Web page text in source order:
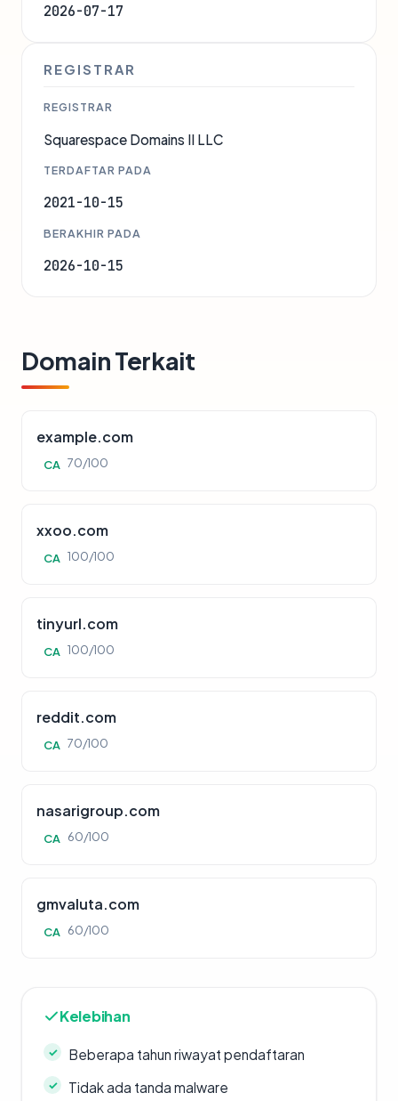
2026-07-17
REGISTRAR
REGISTRAR
Squarespace Domains II LLC
TERDAFTAR PADA
2021-10-15
BERAKHIR PADA
2026-10-15
Domain Terkait
example.com
CA 70/100
xxoo.com
CA 100/100
tinyurl.com
CA 100/100
reddit.com
CA 70/100
nasarigroup.com
CA 60/100
gmvaluta.com
CA 60/100
Kelebihan
Beberapa tahun riwayat pendaftaran
Tidak ada tanda malware